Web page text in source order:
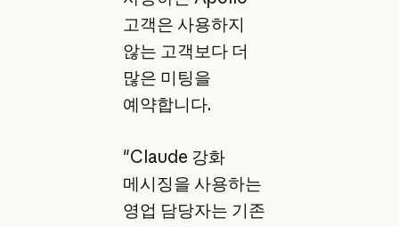
고객은 사용하지
않는 고객보다 더
많은 미팅을
예약합니다.
"Claude 강화
메시징을 사용하는
영업 담당자는 기존